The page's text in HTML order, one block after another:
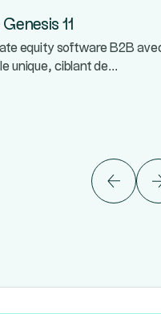
11
equity software B2B
unique, ciblant de...